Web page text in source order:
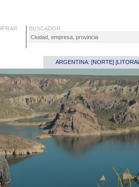
BUSCADOR
ARGENTINA: [NORTE] [LITORAL